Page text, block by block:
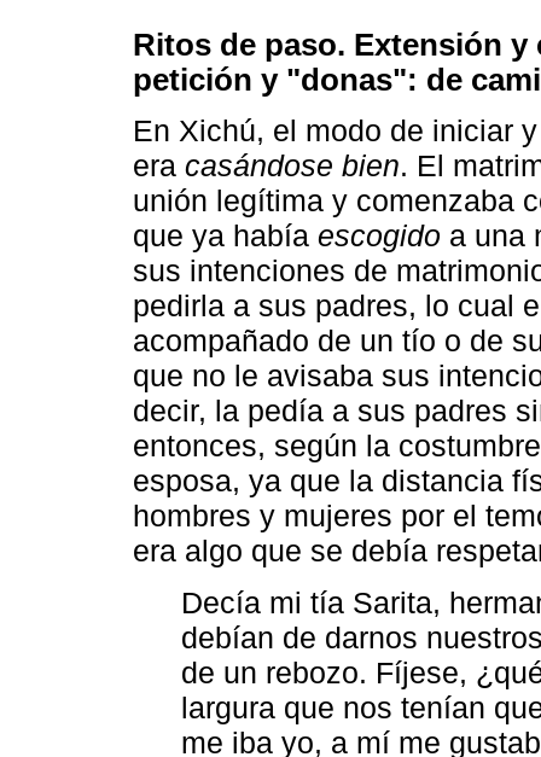
Ritos de paso. Extensión
petición y "donas": de
En Xichú, el modo de iniciar
era casándose bien. El
unión legítima y comenzaba
que ya había escogido a una
sus intenciones de
pedirla a sus padres, lo cual
acompañado de un tío o de
que no le avisaba sus
decir, la pedía a sus padres
entonces, según la
esposa, ya que la distancia
hombres y mujeres por el
era algo que se debía
Decía mi tía Sarita,
debían de darnos
de un rebozo. Fíjese,
largura que nos tenían
me iba yo, a mí me